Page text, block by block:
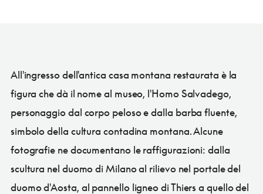
All'ingresso dell'antica casa montana restaurata è la
figura che dà il nome al museo, l'Homo Salvadego,
personaggio dal corpo peloso e dalla barba fluente,
simbolo della cultura contadina montana. Alcune
fotografie ne documentano le raffigurazioni: dalla
scultura nel duomo di Milano al rilievo nel portale del
duomo d'Aosta, al pannello ligneo di Thiers a quello del